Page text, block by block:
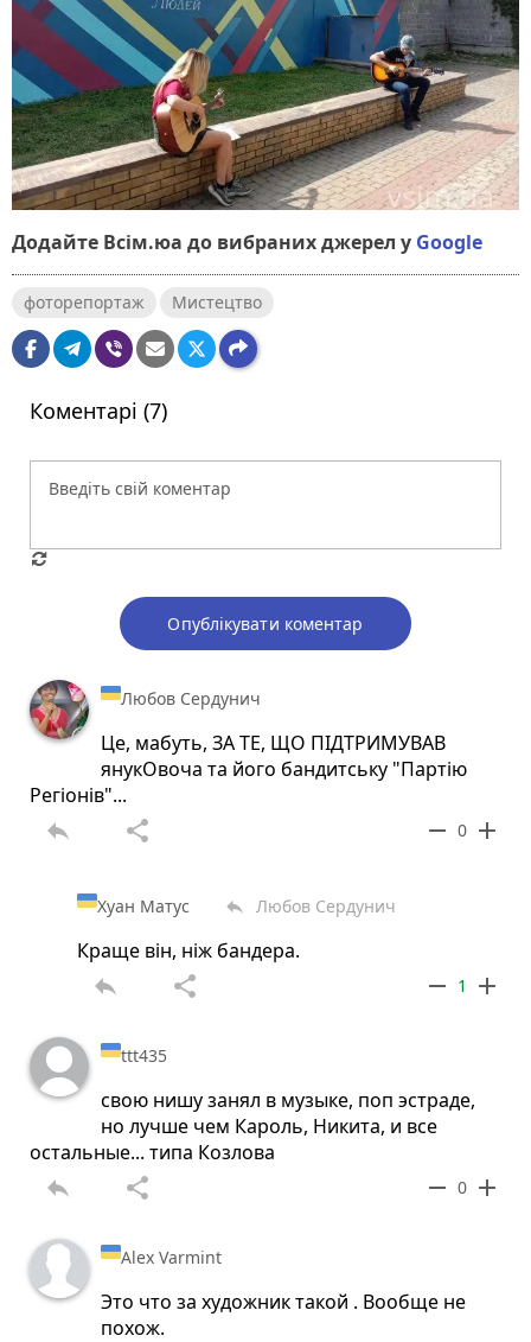
Додайте Всім.юа до вибраних джерел у Google
фоторепортаж Мистецтво
Коментарі (7)
Опублікувати коментар
Любов Сердунич
Це, мабуть, ЗА ТЕ, ЩО ПІДТРИМУВАВ
янукОвоча та його бандитську "Партію
Регіонів"...
reply share remove 0 add
Хуан Матус reply Любов Сердунич
Краще він, ніж бандера.
reply share remove 1 add
ttt435
свою нишу занял в музыке, поп эстраде,
но лучше чем Кароль, Никита, и все
остальные... типа Козлова
reply share remove 0 add
Alex Varmint
Это что за художник такой . Вообще не
похож.